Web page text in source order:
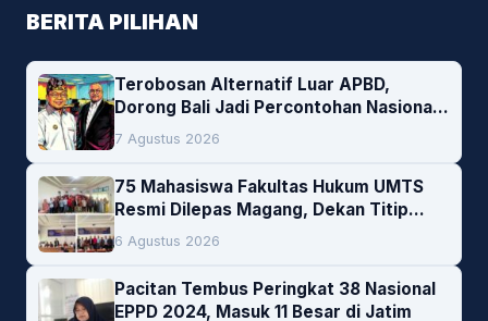
BERITA PILIHAN
Terobosan Alternatif Luar APBD,
Dorong Bali Jadi Percontohan Nasional
Pembiayaan Daerah
7 Agustus 2026
75 Mahasiswa Fakultas Hukum UMTS
Resmi Dilepas Magang, Dekan Titip
Empat Pesan Penting
6 Agustus 2026
Pacitan Tembus Peringkat 38 Nasional
EPPD 2024, Masuk 11 Besar di Jatim